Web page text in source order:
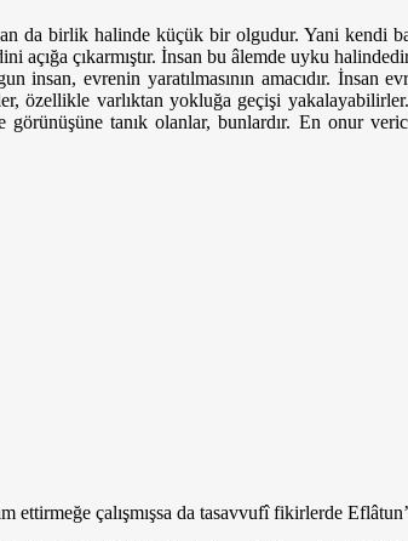
birlik halinde küçük bir olgudur. Yani kendi
çıkarmıştır. İnsan bu âlemde uyku
insan, evrenin yaratılmasının amacıdır.
özellikle varlıktan yokluğa geçişi
tanık olanlar, bunlardır. En onur
çalışmışsa da tasavvufî fikirlerde